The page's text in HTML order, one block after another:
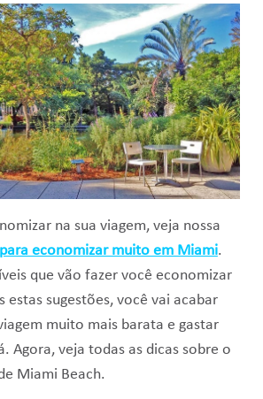
na sua viagem, veja nossa
economizar muito em Miami.
que vão fazer você economizar
estas sugestões, você vai acabar
muito mais barata e gastar
Agora, veja todas as dicas sobre o
Miami Beach.